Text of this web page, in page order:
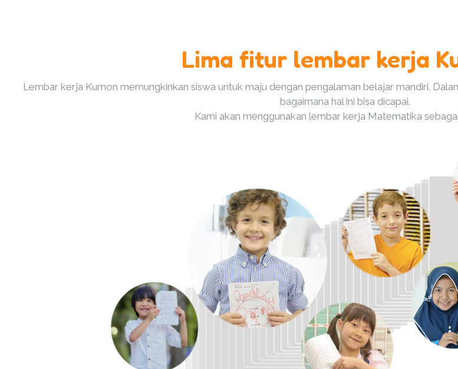
Lima fitur lembar kerja
Lembar kerja Kumon memungkinkan siswa untuk maju dengan pengalaman belajar mandiri.
bagaimana hal ini bisa dicapai.
Kami akan menggunakan lembar kerja Matematika